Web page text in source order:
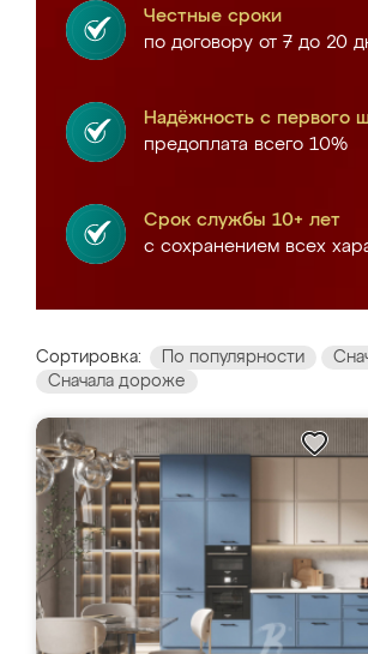
Честные сроки
по договору от 7 до 20
Надёжность с первого
предоплата всего 10%
Срок службы 10+ лет
с сохранением всех
Сортировка: По популярности
Сначала дороже